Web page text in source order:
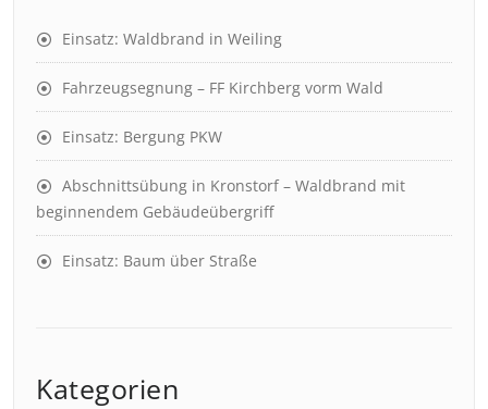
Einsatz: Waldbrand in Weiling
Fahrzeugsegnung – FF Kirchberg vorm Wald
Einsatz: Bergung PKW
Abschnittsübung in Kronstorf – Waldbrand mit
beginnendem Gebäudeübergriff
Einsatz: Baum über Straße
Kategorien